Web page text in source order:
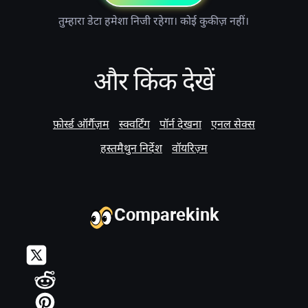
तुम्हारा डेटा हमेशा निजी रहेगा। कोई कुकीज़ नहीं।
और किंक देखें
फ़ोर्स्ड ऑर्गैज़म स्क्वर्टिंग पॉर्न देखना
एनल सेक्स
हस्तमैथुन निर्देश
वॉयरिज़्म
Comparekink